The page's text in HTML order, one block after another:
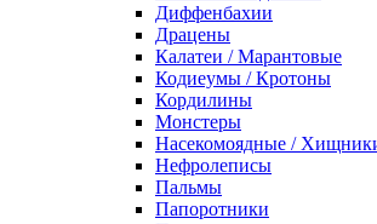
Диффенбахии
Драцены
Калатеи / Марантовые
Кодиеумы / Кротоны
Кордилины
Монстеры
Насекомоядные /
Нефролеписы
Пальмы
Папоротники